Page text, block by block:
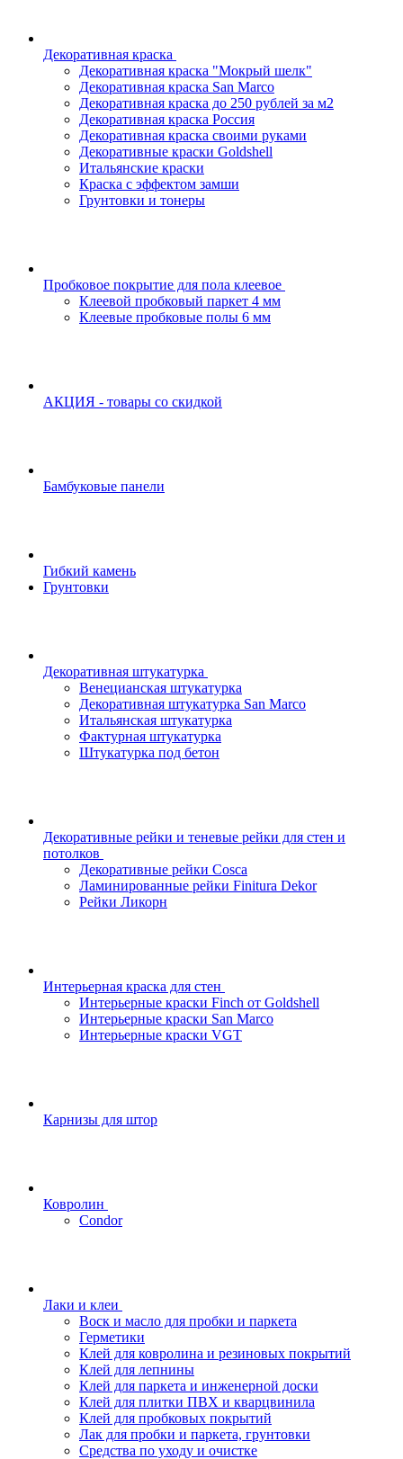
Декоративная краска
Декоративная краска "Мокрый шелк"
Декоративная краска San Marco
Декоративная краска до 250 рублей за м2
Декоративная краска Россия
Декоративная краска своими руками
Декоративные краски Goldshell
Итальянские краски
Краска с эффектом замши
Грунтовки и тонеры
Пробковое покрытие для пола клеевое
Клеевой пробковый паркет 4 мм
Клеевые пробковые полы 6 мм
АКЦИЯ - товары со скидкой
Бамбуковые панели
Гибкий камень
Грунтовки
Декоративная штукатурка
Венецианская штукатурка
Декоративная штукатурка San Marco
Итальянская штукатурка
Фактурная штукатурка
Штукатурка под бетон
Декоративные рейки и теневые рейки для стен и
потолков
Декоративные рейки Cosca
Ламинированные рейки Finitura Dekor
Рейки Ликорн
Интерьерная краска для стен
Интерьерные краски Finch от Goldshell
Интерьерные краски San Marco
Интерьерные краски VGT
Карнизы для штор
Ковролин
Condor
Лаки и клеи
Воск и масло для пробки и паркета
Герметики
Клей для ковролина и резиновых покрытий
Клей для лепнины
Клей для паркета и инженерной доски
Клей для плитки ПВХ и кварцвинила
Клей для пробковых покрытий
Лак для пробки и паркета, грунтовки
Средства по уходу и очистке